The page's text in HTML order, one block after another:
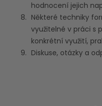
hodnocení jejich
Některé techniky
využitelné v práci s
konkrétní využití,
Diskuse, otázky a